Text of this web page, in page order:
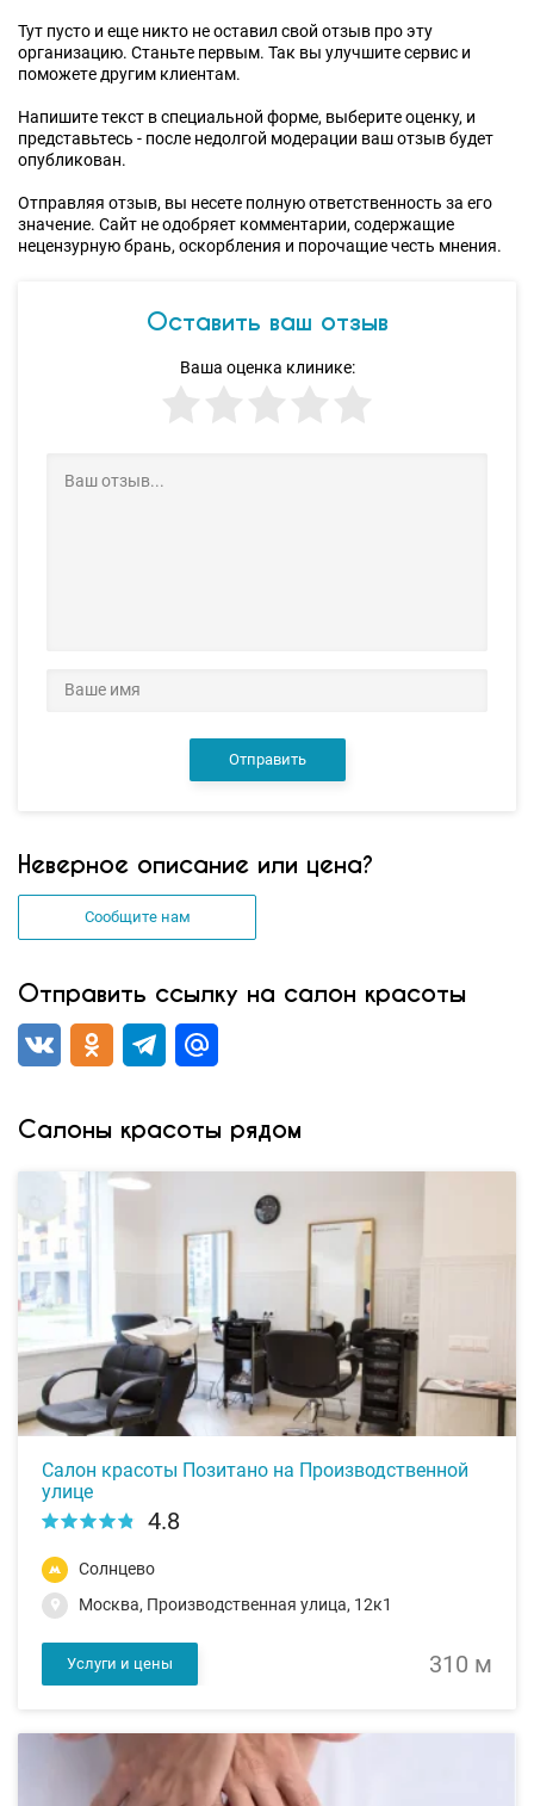
Тут пусто и еще никто не оставил свой отзыв про эту
организацию. Станьте первым. Так вы улучшите сервис и
поможете другим клиентам.
Напишите текст в специальной форме, выберите оценку, и
представьтесь - после недолгой модерации ваш отзыв будет
опубликован.
Отправляя отзыв, вы несете полную ответственность за его
значение. Сайт не одобряет комментарии, содержащие
нецензурную брань, оскорбления и порочащие честь мнения.
Оставить ваш отзыв
Ваша оценка клинике:
Отправить
Неверное описание или цена?
Сообщите нам
Отправить ссылку на салон красоты
Салоны красоты рядом
Салон красоты Позитано на Производственной
улице
4.8
Солнцево
Москва, Производственная улица, 12к1
Услуги и цены 310 м